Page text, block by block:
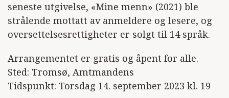
seneste utgivelse, «Mine menn» (2021) ble
strålende mottatt av anmeldere og lesere, og
oversettelsesrettigheter er solgt til 14 språk.
Arrangementet er gratis og åpent for alle.
Sted: Tromsø, Amtmandens
Tidspunkt: Torsdag 14. september 2023 kl. 19